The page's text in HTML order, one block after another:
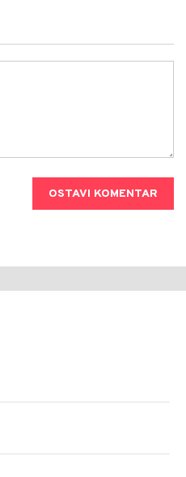
OSTAVI KOMENTAR